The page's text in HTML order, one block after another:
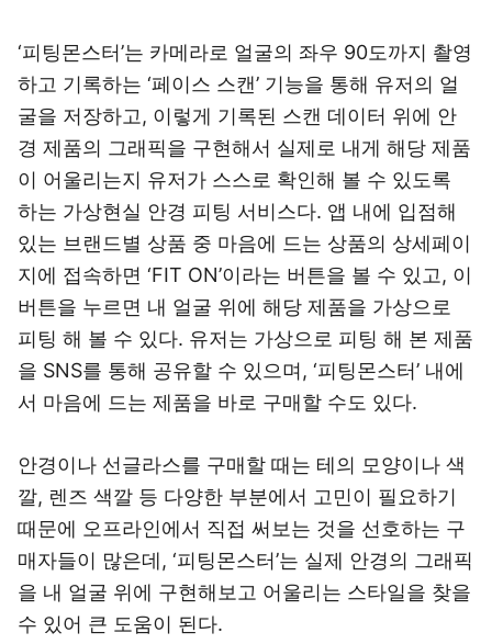
‘피팅몬스터’는 카메라로 얼굴의 좌우 90도까지 촬영
하고 기록하는 ‘페이스 스캔’ 기능을 통해 유저의 얼
굴을 저장하고, 이렇게 기록된 스캔 데이터 위에 안
경 제품의 그래픽을 구현해서 실제로 내게 해당 제품
이 어울리는지 유저가 스스로 확인해 볼 수 있도록
하는 가상현실 안경 피팅 서비스다. 앱 내에 입점해
있는 브랜드별 상품 중 마음에 드는 상품의 상세페이
지에 접속하면 ‘FIT ON’이라는 버튼을 볼 수 있고, 이
버튼을 누르면 내 얼굴 위에 해당 제품을 가상으로
피팅 해 볼 수 있다. 유저는 가상으로 피팅 해 본 제품
을 SNS를 통해 공유할 수 있으며, ‘피팅몬스터’ 내에
서 마음에 드는 제품을 바로 구매할 수도 있다.
안경이나 선글라스를 구매할 때는 테의 모양이나 색
깔, 렌즈 색깔 등 다양한 부분에서 고민이 필요하기
때문에 오프라인에서 직접 써보는 것을 선호하는 구
매자들이 많은데, ‘피팅몬스터’는 실제 안경의 그래픽
을 내 얼굴 위에 구현해보고 어울리는 스타일을 찾을
수 있어 큰 도움이 된다.